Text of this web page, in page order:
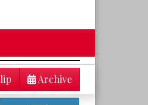
Archive